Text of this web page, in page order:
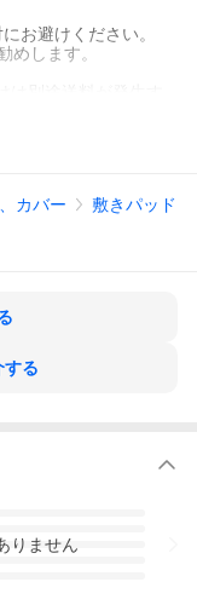
お避けください。
めします。
ベッドパ
2台用サイズ 2台 ベッ
カバー 敷きパッド
する
りません